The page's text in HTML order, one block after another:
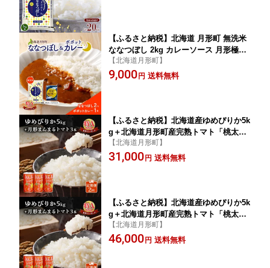
【ふるさと納税】北海道 月形町 無洗米
ななつぼし 2kg カレーソース 月形極カ
レー レトルトカレー ご当地カレー pop
ote ポポット セット 備蓄 非常食 保存食
【北海道月形町】
9,000 円 送料無料
【ふるさと納税】北海道産ゆめぴりか5k
g＋北海道月形町産完熟トマト「桃太
郎」使用『月形まんまるトマト』3本 2
ヵ月連続 定期便 米 お米 果汁飲料 野菜
【北海道月形町】
31,000 円 送料無料
【ふるさと納税】北海道産ゆめぴりか5k
g＋北海道月形町産完熟トマト「桃太
郎」使用『月形まんまるトマト』3本 3
ヵ月連続 定期便 米 お米 果汁飲料 野菜
【北海道月形町】
46,000 円 送料無料